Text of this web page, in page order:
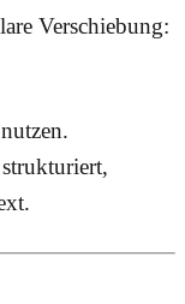
Verschiebung: